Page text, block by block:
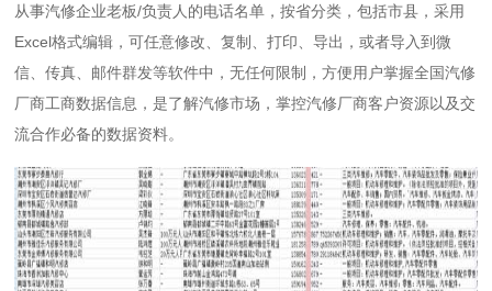
从事汽修企业老板/负责人的电话名单，按省分类，包括市县，采用
Excel格式编辑，可任意修改、复制、打印、导出，或者导入到微
信、传真、邮件群发等软件中，无任何限制，方便用户掌握全国汽修
厂商工商数据信息，是了解汽修市场，掌控汽修厂商客户资源以及交
流合作必备的数据资料。